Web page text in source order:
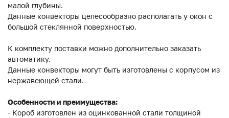
малой глубины.
Данные конвекторы целесообразно располагать у окон с
большой стеклянной поверхностью.
К комплекту поставки можно дополнительно заказать
автоматику.
Данные конвекторы могут быть изготовлены с корпусом из
нержавеющей стали.
Особенности и преимущества:
- Короб изготовлен из оцинкованной стали толщиной